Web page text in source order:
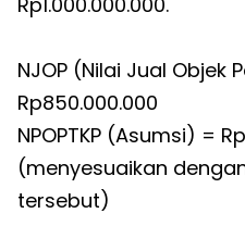
NJOP (Nilai Jual Objek
Rp850.000.000
NPOPTKP (Asumsi) =
(menyesuaikan
tersebut)